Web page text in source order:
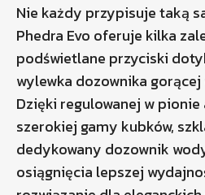
Nie każdy przypisuje taką
Phedra Evo oferuje kilka
podświetlane przyciski
wylewka dozownika
Dzięki regulowanej w
szerokiej gamy kubków,
dedykowany dozownik
osiągnięcia lepszej